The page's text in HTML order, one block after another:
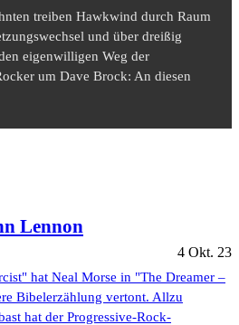
treiben Hawkwind durch Raum
und über dreißig
eigenwilligen Weg der
um Dave Brock: An diesen
Lennon
4 Okt. 23
hat Neal Morse in "The Dreamer –
Bibelerzählung vertont. Allzu
hat der Progressive-Rock-